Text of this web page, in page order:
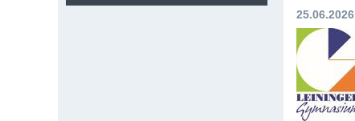
25.06.2026